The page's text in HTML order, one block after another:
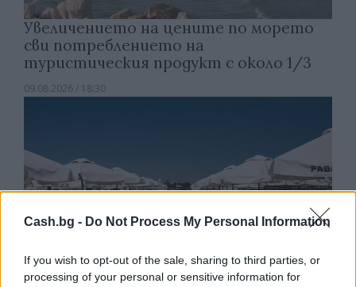
Cash.bg - Do Not Process My Personal Information
If you wish to opt-out of the sale, sharing to third parties, or
processing of your personal or sensitive information for
Увеличението на цените по морето
сви потреблението на
туристическия продукт с около 1/3
09.08.2026 / 18:30